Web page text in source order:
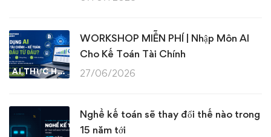
AI THỰC HÀNH
WORKSHOP MIỄN PHÍ | Nhập Môn AI
Cho Kế Toán Tài Chính
27/06/2026
Nghề kế toán sẽ thay đổi thế nào trong
15 năm tới